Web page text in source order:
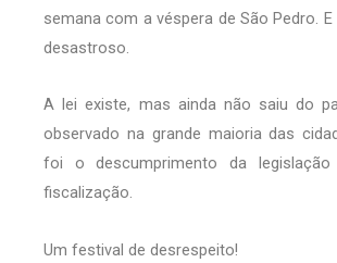
semana com a véspera de São Pedro.
desastroso.
A lei existe, mas ainda não saiu do
observado na grande maioria das
foi o descumprimento da
fiscalização.
Um festival de desrespeito!